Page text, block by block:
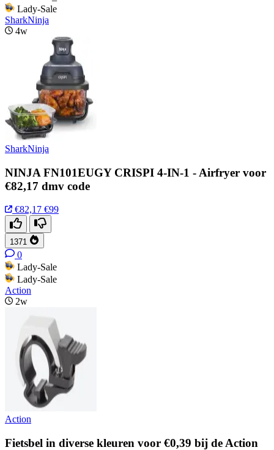
Lady-Sale
SharkNinja
4w
SharkNinja
NINJA FN101EUGY CRISPI 4-IN-1 - Airfryer voor
€82,17 dmv code
€82,17 €99
1371
0
Lady-Sale
Lady-Sale
Action
2w
Action
Fietsbel in diverse kleuren voor €0,39 bij de Action